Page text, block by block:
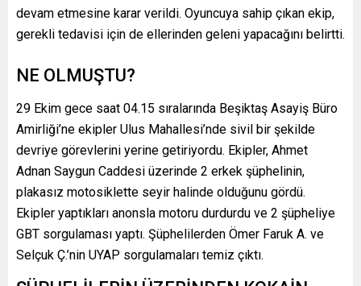
devam etmesine karar verildi. Oyuncuya sahip çıkan ekip,
gerekli tedavisi için de ellerinden geleni yapacağını belirtti.
NE OLMUŞTU?
29 Ekim gece saat 04.15 sıralarında Beşiktaş Asayiş Büro
Amirliği’ne ekipler Ulus Mahallesi’nde sivil bir şekilde
devriye görevlerini yerine getiriyordu. Ekipler, Ahmet
Adnan Saygun Caddesi üzerinde 2 erkek şüphelinin,
plakasız motosiklette seyir halinde olduğunu gördü.
Ekipler yaptıkları anonsla motoru durdurdu ve 2 şüpheliye
GBT sorgulaması yaptı. Şüphelilerden Ömer Faruk A. ve
Selçuk Ç.’nin UYAP sorgulamaları temiz çıktı.